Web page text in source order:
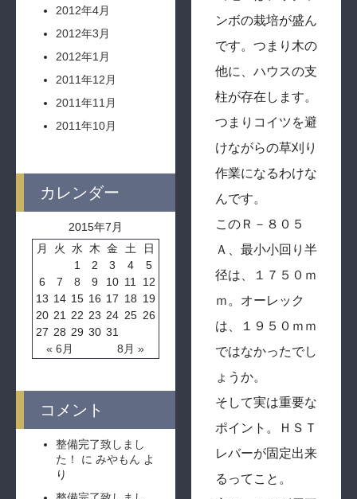
2012年4月
2012年3月
2012年1月
2011年12月
2011年11月
2011年10月
カレンダー
2015年7月
月
火 水 木 金 土 日
« 6月 8月 »
1 2 3 4
5
6
7 8 9 10 11
12
13 14 15 16 17 18 19
20 21 22 23 24 25 26
27 28 29 30 31
コメント
整備完了致しまし
た！
に みやもん よ
り
ンボの栽培が盛ん
です。つまり木の
他に、ハウスの支
柱が存在します。
つまりコイツを避
けながらの草刈り
作業になるわけな
んです。
このＲ－８０５
Ａ、最小小回り半
径は、１７５０ｍ
ｍ。オーレック
は、１９５０ｍｍ
ではなかったでし
ょうか。
そして実は重要な
ポイント。ＨＳＴ
レバーが固定出来
るってこと。